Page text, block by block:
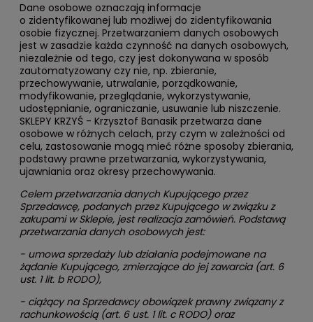
Dane osobowe oznaczają informacje
o zidentyfikowanej lub możliwej do zidentyfikowania
osobie fizycznej. Przetwarzaniem danych osobowych
jest w zasadzie każda czynność na danych osobowych,
niezależnie od tego, czy jest dokonywana w sposób
zautomatyzowany czy nie, np. zbieranie,
przechowywanie, utrwalanie, porządkowanie,
modyfikowanie, przeglądanie, wykorzystywanie,
udostępnianie, ograniczanie, usuwanie lub niszczenie.
SKLEPY KRZYŚ - Krzysztof Banasik przetwarza dane
osobowe w różnych celach, przy czym w zależności od
celu, zastosowanie mogą mieć różne sposoby zbierania,
podstawy prawne przetwarzania, wykorzystywania,
ujawniania oraz okresy przechowywania.
Celem przetwarzania danych Kupującego przez
Sprzedawcę, podanych przez Kupującego w związku z
zakupami w Sklepie, jest realizacja zamówień. Podstawą
przetwarzania danych osobowych jest:
- umowa sprzedaży lub działania podejmowane na
żądanie Kupującego, zmierzające do jej zawarcia (art. 6
ust. 1 lit. b RODO),
- ciążący na Sprzedawcy obowiązek prawny związany z
rachunkowością (art. 6 ust. 1 lit. c RODO) oraz